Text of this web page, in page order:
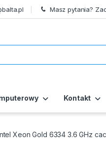
Masz pytania?
Kontakt
Xeon Gold 6334 3.6 GHz